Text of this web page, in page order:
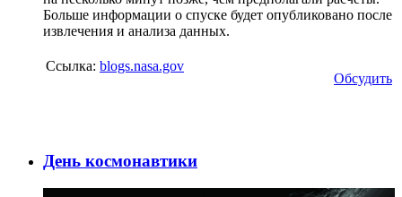
Больше информации о спуске будет опубликовано после
извлечения и анализа данных.
Ссылка: blogs.nasa.gov
Обсудить
День космонавтики